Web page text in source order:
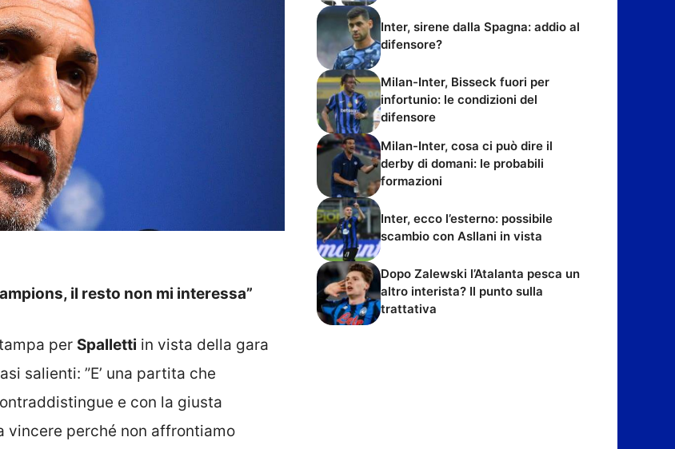
il resto non mi interessa”
per Spalletti in vista della gara
salienti: ”E’ una partita che
e con la giusta
vincere perché non affrontiamo
Inter, sirene dalla Spagna: addio al
difensore?
Milan-Inter, Bisseck fuori per
infortunio: le condizioni del
difensore
Milan-Inter, cosa ci può dire il
derby di domani: le probabili
formazioni
Inter, ecco l’esterno: possibile
scambio con Asllani in vista
Dopo Zalewski l’Atalanta pesca un
altro interista? Il punto sulla
trattativa